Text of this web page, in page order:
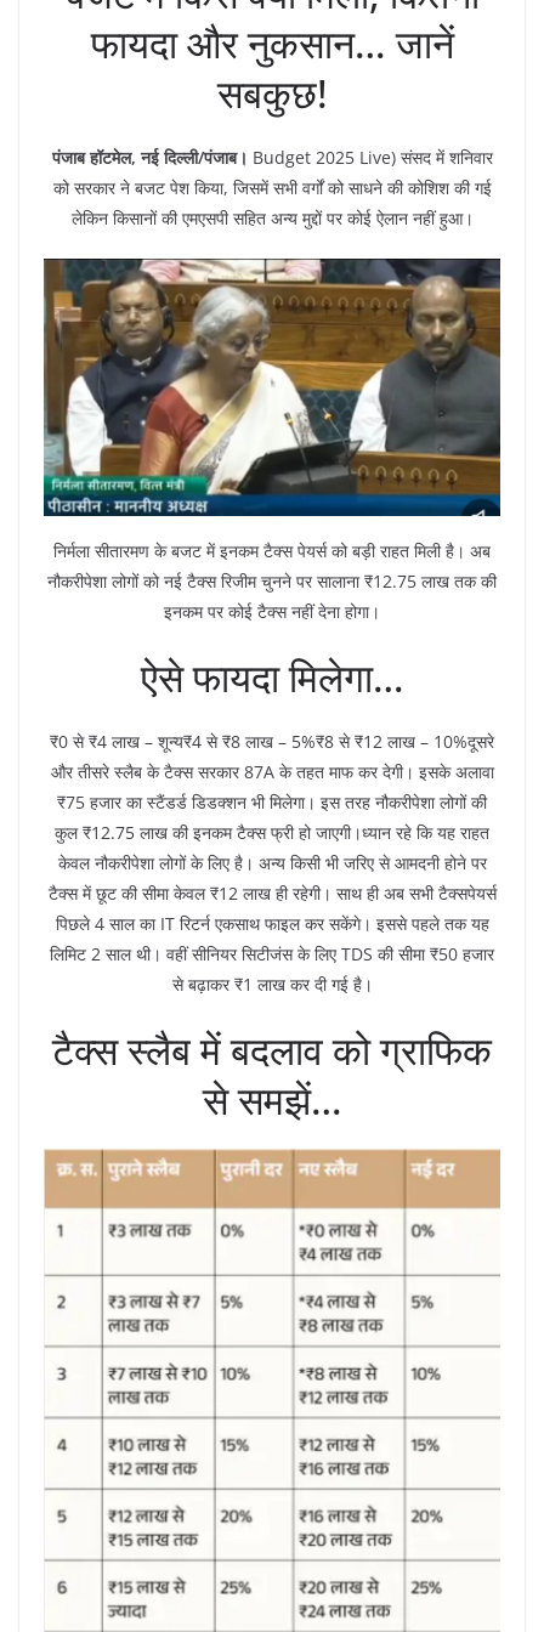
फायदा और नुकसान… जानें
सबकुछ!
पंजाब हॉटमेल, नई दिल्ली/पंजाब। Budget 2025 Live) संसद में शनिवार
को सरकार ने बजट पेश किया, जिसमें सभी वर्गों को साधने की कोशिश की गई
लेकिन किसानों की एमएसपी सहित अन्य मुद्दों पर कोई ऐलान नहीं हुआ।
निर्मला सीतारमण के बजट में इनकम टैक्स पेयर्स को बड़ी राहत मिली है। अब
नौकरीपेशा लोगों को नई टैक्स रिजीम चुनने पर सालाना ₹12.75 लाख तक की
इनकम पर कोई टैक्स नहीं देना होगा।
ऐसे फायदा मिलेगा…
₹0 से ₹4 लाख – शून्य₹4 से ₹8 लाख – 5%₹8 से ₹12 लाख – 10%दूसरे
और तीसरे स्लैब के टैक्स सरकार 87A के तहत माफ कर देगी। इसके अलावा
₹75 हजार का स्टैंडर्ड डिडक्शन भी मिलेगा। इस तरह नौकरीपेशा लोगों की
कुल ₹12.75 लाख की इनकम टैक्स फ्री हो जाएगी।ध्यान रहे कि यह राहत
केवल नौकरीपेशा लोगों के लिए है। अन्य किसी भी जरिए से आमदनी होने पर
टैक्स में छूट की सीमा केवल ₹12 लाख ही रहेगी। साथ ही अब सभी टैक्सपेयर्स
पिछले 4 साल का IT रिटर्न एकसाथ फाइल कर सकेंगे। इससे पहले तक यह
लिमिट 2 साल थी। वहीं सीनियर सिटीजंस के लिए TDS की सीमा ₹50 हजार
से बढ़ाकर ₹1 लाख कर दी गई है।
टैक्स स्लैब में बदलाव को ग्राफिक
से समझें…